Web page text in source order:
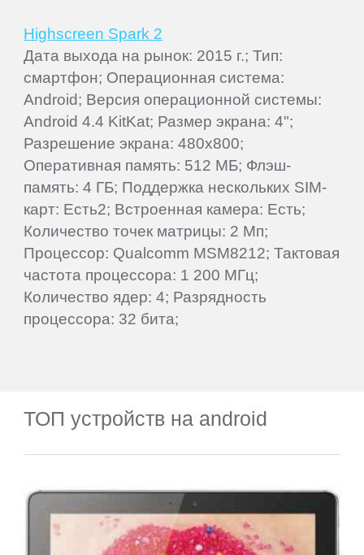
Highscreen Spark 2
Дата выхода на рынок: 2015 г.; Тип:
смартфон; Операционная система:
Android; Версия операционной системы:
Android 4.4 KitKat; Размер экрана: 4";
Разрешение экрана: 480x800;
Оперативная память: 512 МБ; Флэш-
память: 4 ГБ; Поддержка нескольких SIM-
карт: Есть2; Встроенная камера: Есть;
Количество точек матрицы: 2 Мп;
Процессор: Qualcomm MSM8212; Тактовая
частота процессора: 1 200 МГц;
Количество ядер: 4; Разрядность
процессора: 32 бита;
ТОП устройств на android